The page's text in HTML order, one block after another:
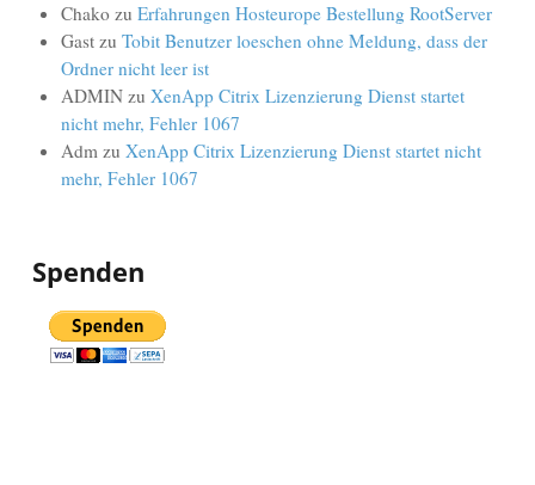
Chakozu Erfahrungen Hosteurope Bestellung RootServer
Gastzu Tobit Benutzer loeschen ohne Meldung, dass der
Ordner nicht leer ist
ADMINzu XenApp Citrix Lizenzierung Dienst startet
nicht mehr, Fehler 1067
Admzu XenApp Citrix Lizenzierung Dienst startet nicht
mehr, Fehler 1067
Spenden